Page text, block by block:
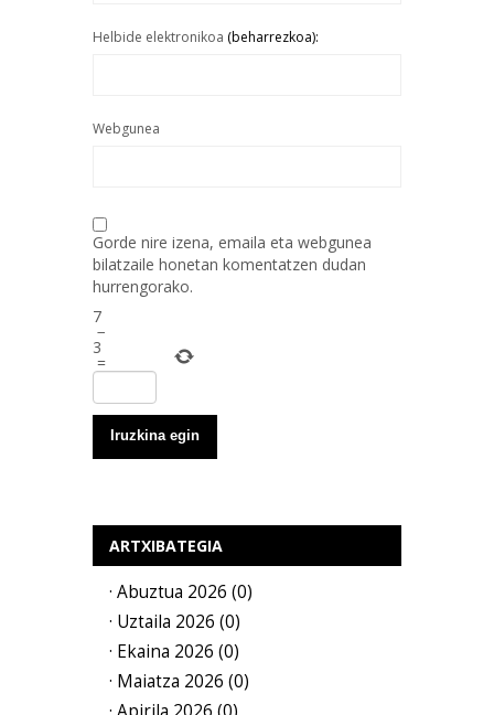
Helbide elektronikoa (beharrezkoa):
Webgunea
Gorde nire izena, emaila eta webgunea
bilatzaile honetan komentatzen dudan
hurrengorako.
7
−
3
=
ARTXIBATEGIA
· Abuztua 2026 (0)
· Uztaila 2026 (0)
· Ekaina 2026 (0)
· Maiatza 2026 (0)